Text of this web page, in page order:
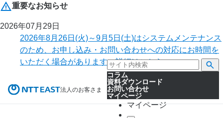
重要なお知らせ
2026年07月29日
2026年8月26日(火)～9月5日(土)はシステムメンテナンス
のため、お申し込み・お問い合わせへの対応にお時間を
いただく場合があります。詳細はこちら。
法人のお客さま
コラム
資料ダウンロード
お問い合わせ
マイページ
マイページ